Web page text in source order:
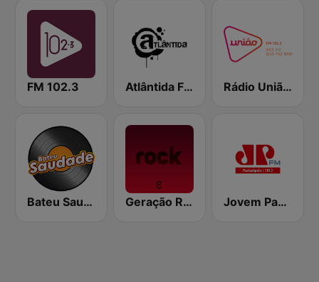
FM 102.3 Atlântida FM Porto Alegre Rádio União 105.3 FM
Bateu Saudade FM Rádio Flashback Geração Rock Jovem Pan FM Florianópolis